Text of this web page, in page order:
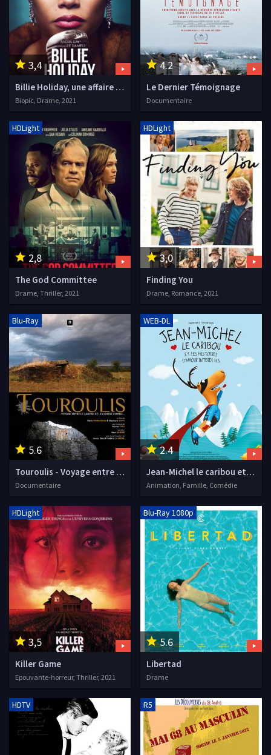
3,4
Billie Holiday, une affaire d'état
Biopic, Drame, 2021
4.2
Le Dernier Témoignage
Documentaire
2,8
HDLight
The God Committee
Drame, Thriller, 2021
3,0
HDLight
Finding You
Drame, Romance, 2021
5.6
Blu-Ray
Touroulis - Voyage entre le Larzac et le Causse Comtal
Documentaire
2.4
WEB-DL
Jean-Michel le caribou et les histoires d'amour interdites
Animation, Famille, Comédie
3,5
HDLight
Killer Game
Epouvante-horreur, Thriller, 2021
5.6
Blu-Ray 1080p
Libertad
Drame
HDTV R5